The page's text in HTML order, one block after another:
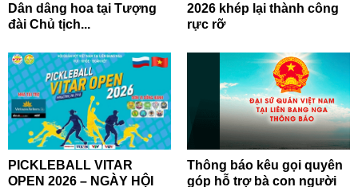
Dân dâng hoa tại Tượng
đài Chủ tịch...
2026 khép lại thành công
rực rỡ
PICKLEBALL VITAR
OPEN 2026 – NGÀY HỘI
Thông báo kêu gọi quyên
góp hỗ trợ bà con người